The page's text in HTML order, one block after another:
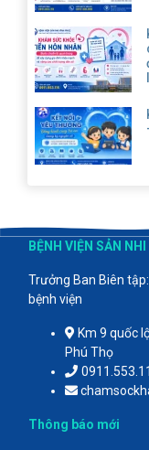
BỆNH VIỆN SẢN
Trưởng Ban Biên
bệnh viện
Km 9 quốc
Phú Thọ
Thông báo mới